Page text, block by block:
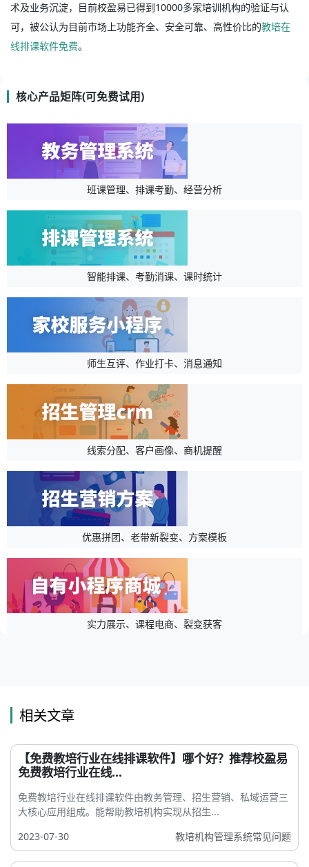
术及业务沉淀，目前校盈易已得到10000多家培训机构的验证与认
可，被公认为目前市场上功能齐全、安全可靠、高性价比的教培在
线排课软件免费。
核心产品矩阵(可免费试用)
班课管理、排课考勤、经营分析
智能排课、考勤消课、课时统计
师生互评、作业打卡、消息通知
线索分配、客户画像、商机提醒
优惠拼团、老带新裂变、方案模板
实力展示、课程电商、裂变获客
相关文章
【免费教培行业在线排课软件】哪个好？推荐校盈易
免费教培行业在线...
免费教培行业在线排课软件由教务管理、招生营销、私域运营三
大核心应用组成。能帮助教培机构实现从招生...
2023-07-30
教培机构管理系统常见问题